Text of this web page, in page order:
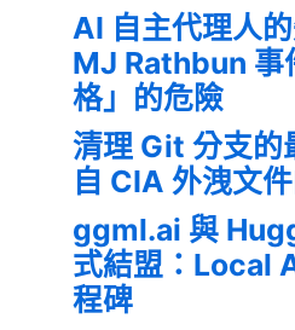
AI 自主代理人
MJ Rathbun 事
格」的危險
清理 Git 分支的
自 CIA 外洩文
ggml.ai 與
式結盟：Local
程碑